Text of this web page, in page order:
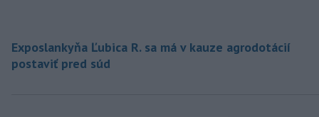
Exposlankyňa Ľubica R. sa má v kauze agrodotácií
postaviť pred súd